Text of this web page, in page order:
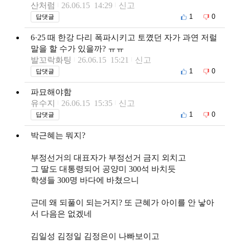
산처럼
26.06.15 14:29 신고
답댓글 1 0
6·25 때 한강 다리 폭파시키고 토꼈던 자가 과연 저럴
말을 할 수가 있을까? ㅠㅠ
발꼬락화팅
26.06.15 15:21 신고
답댓글 1 0
파묘해야함
유수지
26.06.15 15:35 신고
답댓글 1 0
박근혜는 뭐지?
부정선거의 대표자가 부정선거 금지 외치고
그 딸도 대통령되어 공양미 300석 바치듯
학생들 300명 바다에 바쳤으니
근데 왜 되풀이 되는거지? 또 근혜가 아이를 안 낳아
서 다음은 없겠네
김일성 김정일 김정은이 나빠보이고